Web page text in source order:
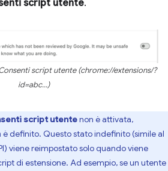
script utente.
script utente (chrome://extensions/?
id=abc...)
script utentenon è attivata,
è definito. Questo stato indefinito (simile al
viene reimpostato solo quando viene
di estensione. Ad esempio, se un utente